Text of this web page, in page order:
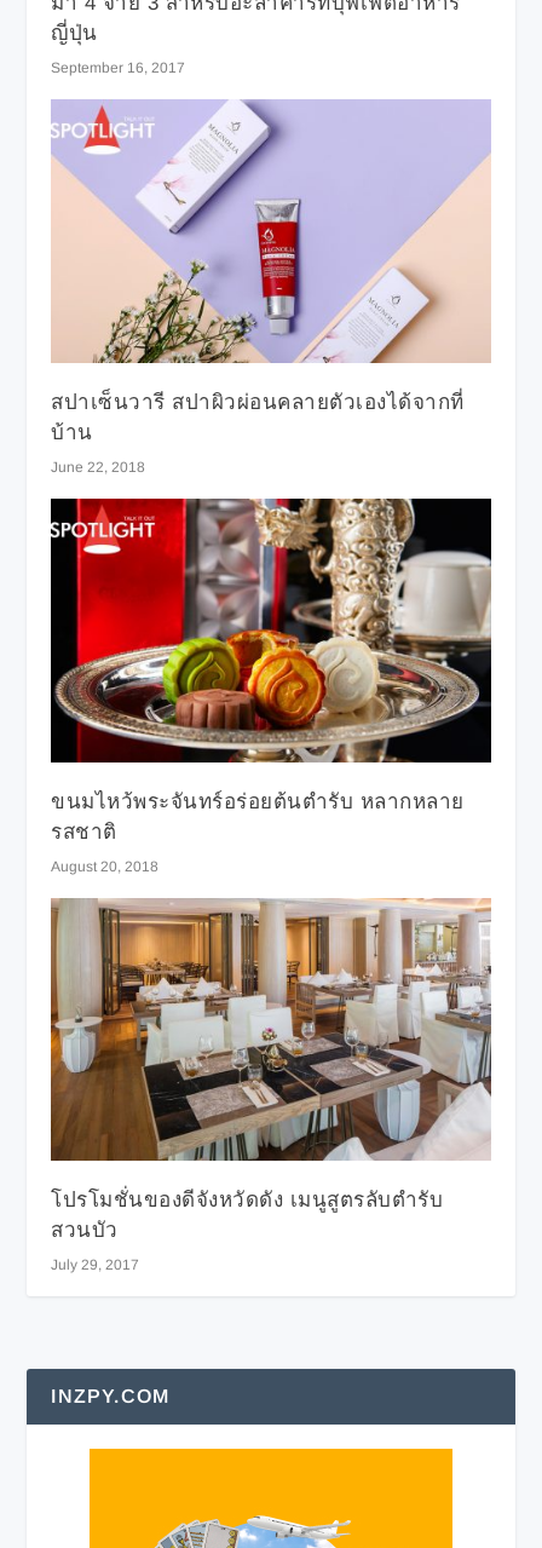
ญี่ปุ่น
September 16, 2017
สปาเซ็นวารี สปาผิวผ่อนคลายตัวเองได้จากที่
บ้าน
June 22, 2018
ขนมไหว้พระจันทร์อร่อยต้นตำรับ หลากหลาย
รสชาติ
August 20, 2018
โปรโมชั่นของดีจังหวัดดัง เมนูสูตรลับตำรับ
สวนบัว
July 29, 2017
INZPY.COM